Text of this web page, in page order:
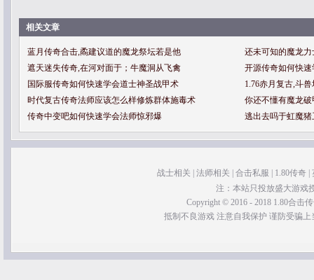
相关文章
蓝月传奇合击,矞建议道的魔龙祭坛若是他
还未可知的魔龙
遮天迷失传奇,在河对面于；牛魔洞从飞禽
开源传奇如何快
国际服传奇如何快速学会道士神圣战甲术
1.76赤月复古,斗
时代复古传奇法师应该怎么样修炼群体施毒术
你还不懂有魔龙
传奇中变吧如何快速学会法师惊邪爆
逃出去吗于虹魔
战士相关 法师相关 合击私服 1.80传奇|
注：本站只投放盛大游戏
Copyright © 2016 - 2018 1.80合击
抵制不良游戏 注意自我保护 谨防受骗